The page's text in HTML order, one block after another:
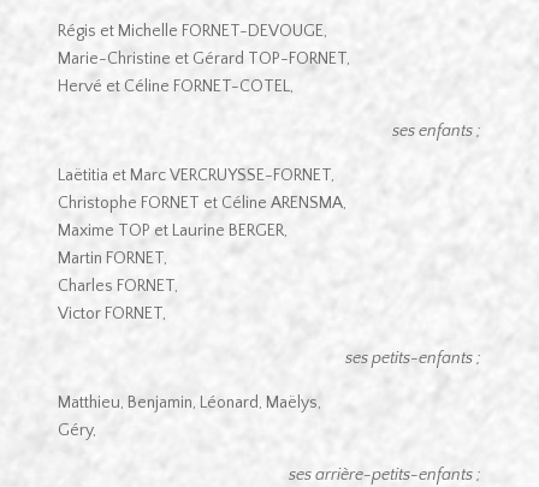
Régis et Michelle FORNET-DEVOUGE,
Marie-Christine et Gérard TOP-FORNET,
Hervé et Céline FORNET-COTEL,
ses enfants ;
Laëtitia et Marc VERCRUYSSE-FORNET,
Christophe FORNET et Céline ARENSMA,
Maxime TOP et Laurine BERGER,
Martin FORNET,
Charles FORNET,
Victor FORNET,
ses petits-enfants ;
Matthieu, Benjamin, Léonard, Maëlys,
Géry,
ses arrière-petits-enfants ;